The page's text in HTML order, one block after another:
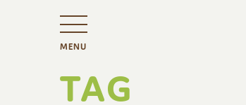
MENU
TAG